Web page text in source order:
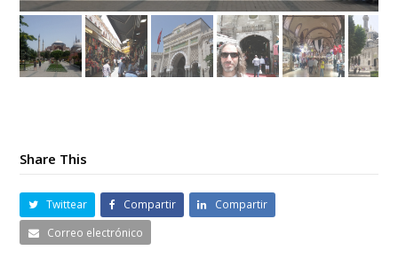
Share This
Twittear Compartir
Compartir
Correo electrónico